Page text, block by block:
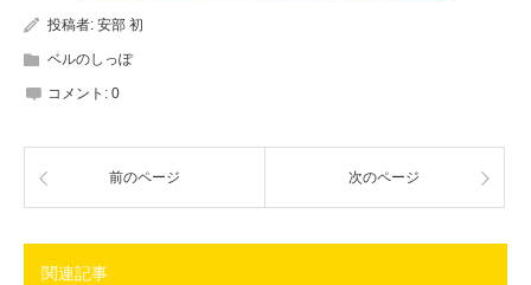
投稿者: 安部 初
ベルのしっぽ
コメント: 0
前のページ 次のページ
関連記事